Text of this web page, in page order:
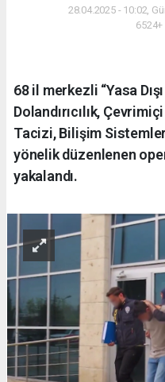
28.04.2025 - 10:02,
68 il merkezli “Yasa
Dolandırıcılık,
Tacizi, Bilişim
yönelik düzenlenen
yakalandı.